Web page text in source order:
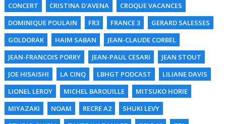
CONCERT
CRISTINA D'AVENA
CROQUE VACANCES
DOMINIQUE POULAIN
FR3 FRANCE 3
GERARD SALESSES
GOLDORAK
HAIM SABAN
JEAN-CLAUDE CORBEL
JEAN-FRANCOIS PORRY
JEAN-PAUL CESARI
JEAN STOUT
JOE HISAISHI
LA CINQ LBHGT PODCAST
LILIANE DAVIS
LIONEL LEROY
MICHEL BAROUILLE
MITSUKO HORIE
MIYAZAKI
NOAM RECRE A2
SHUKI LEVY